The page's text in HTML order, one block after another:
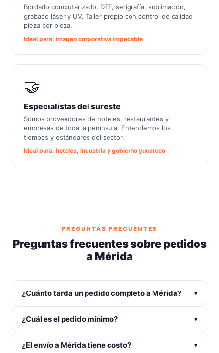
Bordado computarizado, DTF, serigrafía, sublimación,
grabado láser y UV. Taller propio con control de calidad
pieza por pieza.
Ideal para: imagen corporativa impecable
🤝
Especialistas del sureste
Somos proveedores de hoteles, restaurantes y
empresas de toda la península. Entendemos los
tiempos y estándares del sector.
Ideal para: hoteles, industria y gobierno yucateco
PREGUNTAS FRECUENTES
Preguntas frecuentes sobre pedidos
a Mérida
¿Cuánto tarda un pedido completo a Mérida? ▾
más 24-48 horas de envío con Estafeta o DHL. En
total: entre 5 y 9 días hábiles desde que apruebas el
diseño. Para pedidos urgentes consulta disponibilidad
¿Cuál es el pedido mínimo? ▾
(bordado, DTF). Para serigrafía el mínimo es 50
¿El envío a Mérida tiene costo? ▾